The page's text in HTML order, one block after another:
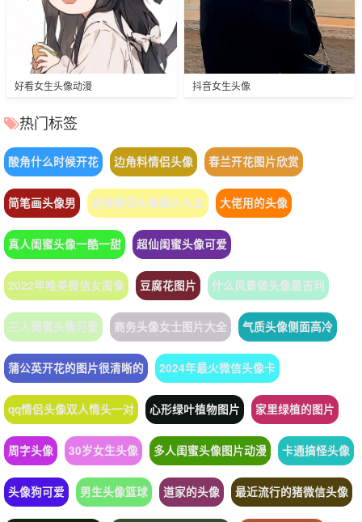
好看女生头像动漫 抖音女生头像
热门标签
酸角什么时候开花 边角料情侣头像 春兰开花图片欣赏
简笔画头像男 恶搞情侣头像图片大全 大佬用的头像
真人闺蜜头像一酷一甜 超仙闺蜜头像可爱
2022年唯美微信女图像 豆腐花图片 什么风景做头像最吉利
三人闺蜜头像可爱 商务头像女士图片大全 气质头像侧面高冷
蒲公英开花的图片很清晰的 2024年最火微信头像卡
qq情侣头像双人情头一对 心形绿叶植物图片 家里绿植的图片
周字头像 30岁女生头像 多人闺蜜头像图片动漫 卡通搞怪头像
头像狗可爱 男生头像篮球 道家的头像 最近流行的猪微信头像